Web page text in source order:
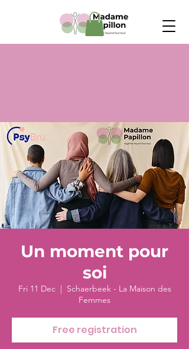
Un moment pour
soi
Fri 11 Dec
  |
Schaerbeek - La Maison des
Femmes
Free registration